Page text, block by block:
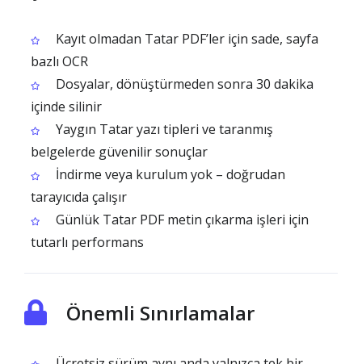
Kayıt olmadan Tatar PDF’ler için sade, sayfa
bazlı OCR
Dosyalar, dönüştürmeden sonra 30 dakika
içinde silinir
Yaygın Tatar yazı tipleri ve taranmış
belgelerde güvenilir sonuçlar
İndirme veya kurulum yok – doğrudan
tarayıcıda çalışır
Günlük Tatar PDF metin çıkarma işleri için
tutarlı performans
Önemli Sınırlamalar